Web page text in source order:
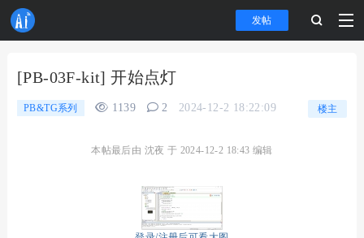
发帖
[PB-03F-kit] 开始点灯
楼主
PB&TG系列 1139 2 2024-12-2 18:22:09
本帖最后由 沈夜 于 2024-12-2 18:43 编辑